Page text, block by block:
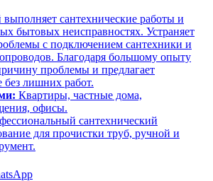
сантехнические работы и
бытовых неисправностях. Устраняет
с подключением сантехники и
Благодаря большому опыту
проблемы и предлагает
без лишних работ.
Квартиры, частные дома,
офисы.
сантехнический
для прочистки труб, ручной и